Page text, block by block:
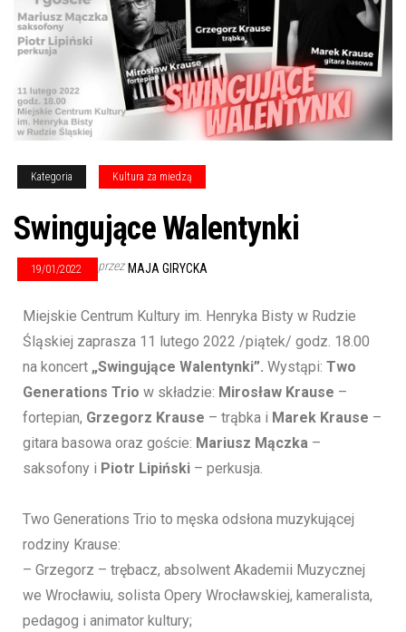
Kategoria Kultura za miedzą
Swingujące Walentynki
19/01/2022 przez MAJA GIRYCKA
Miejskie Centrum Kultury im. Henryka Bisty w Rudzie
Śląskiej zaprasza 11 lutego 2022 /piątek/ godz. 18.00
na koncert „Swingujące Walentynki”. Wystąpi: Two
Generations Trio w składzie: Mirosław Krause –
fortepian, Grzegorz Krause – trąbka i Marek Krause –
gitara basowa oraz goście: Mariusz Mączka –
saksofony i Piotr Lipiński – perkusja.
Two Generations Trio to męska odsłona muzykującej
rodziny Krause:
– Grzegorz – trębacz, absolwent Akademii Muzycznej
we Wrocławiu, solista Opery Wrocławskiej, kameralista,
pedagog i animator kultury;